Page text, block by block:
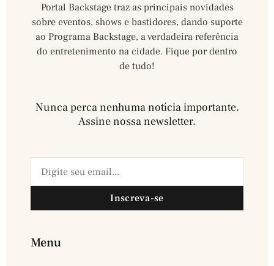
Portal Backstage traz as principais novidades
sobre eventos, shows e bastidores, dando suporte
ao Programa Backstage, a verdadeira referência
do entretenimento na cidade. Fique por dentro
de tudo!
Nunca perca nenhuma notícia importante.
Assine nossa newsletter.​
Inscreva-se
Menu